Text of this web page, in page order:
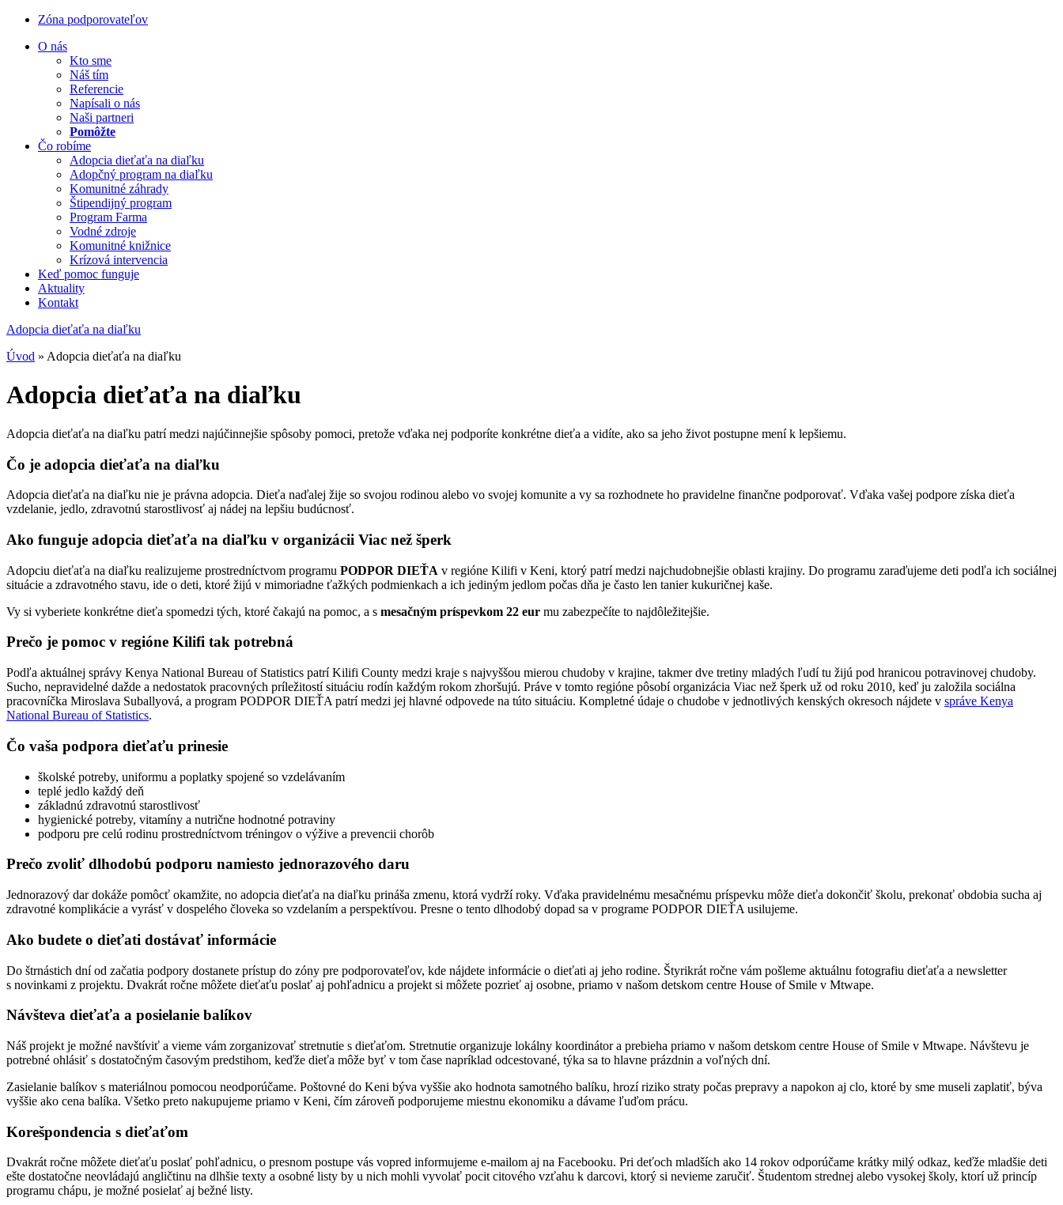
Zóna podporovateľov
O nás
Kto sme
Náš tím
Referencie
Napísali o nás
Naši partneri
Pomôžte
Čo robíme
Adopcia dieťaťa na diaľku
Adopčný program na diaľku
Komunitné záhrady
Štipendijný program
Program Farma
Vodné zdroje
Komunitné knižnice
Krízová intervencia
Keď pomoc funguje
Aktuality
Kontakt
Adopcia dieťaťa na diaľku
Úvod » Adopcia dieťaťa na diaľku
Adopcia dieťaťa na diaľku
Adopcia dieťaťa na diaľku patrí medzi najúčinnejšie spôsoby pomoci, pretože vďaka nej podporíte konkrétne dieťa a vidíte, ako sa jeho život postupne mení k lepšiemu.
Čo je adopcia dieťaťa na diaľku
Adopcia dieťaťa na diaľku nie je právna adopcia. Dieťa naďalej žije so svojou rodinou alebo vo svojej komunite a vy sa rozhodnete ho pravidelne finančne podporovať. Vďaka vašej podpore získa dieťa
vzdelanie, jedlo, zdravotnú starostlivosť aj nádej na lepšiu budúcnosť.
Ako funguje adopcia dieťaťa na diaľku v organizácii Viac než šperk
Adopciu dieťaťa na diaľku realizujeme prostredníctvom programu PODPOR DIEŤA v regióne Kilifi v Keni, ktorý patrí medzi najchudobnejšie oblasti krajiny. Do programu zaraďujeme deti podľa ich sociálnej
situácie a zdravotného stavu, ide o deti, ktoré žijú v mimoriadne ťažkých podmienkach a ich jediným jedlom počas dňa je často len tanier kukuričnej kaše.
Vy si vyberiete konkrétne dieťa spomedzi tých, ktoré čakajú na pomoc, a s mesačným príspevkom 22 eur mu zabezpečíte to najdôležitejšie.
Prečo je pomoc v regióne Kilifi tak potrebná
Podľa aktuálnej správy Kenya National Bureau of Statistics patrí Kilifi County medzi kraje s najvyššou mierou chudoby v krajine, takmer dve tretiny mladých ľudí tu žijú pod hranicou potravinovej chudoby.
Sucho, nepravidelné dažde a nedostatok pracovných príležitostí situáciu rodín každým rokom zhoršujú. Práve v tomto regióne pôsobí organizácia Viac než šperk už od roku 2010, keď ju založila sociálna
pracovníčka Miroslava Suballyová, a program PODPOR DIEŤA patrí medzi jej hlavné odpovede na túto situáciu. Kompletné údaje o chudobe v jednotlivých kenských okresoch nájdete v správe Kenya
National Bureau of Statistics.
Čo vaša podpora dieťaťu prinesie
školské potreby, uniformu a poplatky spojené so vzdelávaním
teplé jedlo každý deň
základnú zdravotnú starostlivosť
hygienické potreby, vitamíny a nutrične hodnotné potraviny
podporu pre celú rodinu prostredníctvom tréningov o výžive a prevencii chorôb
Prečo zvoliť dlhodobú podporu namiesto jednorazového daru
Jednorazový dar dokáže pomôcť okamžite, no adopcia dieťaťa na diaľku prináša zmenu, ktorá vydrží roky. Vďaka pravidelnému mesačnému príspevku môže dieťa dokončiť školu, prekonať obdobia sucha aj
zdravotné komplikácie a vyrásť v dospelého človeka so vzdelaním a perspektívou. Presne o tento dlhodobý dopad sa v programe PODPOR DIEŤA usilujeme.
Ako budete o dieťati dostávať informácie
Do štrnástich dní od začatia podpory dostanete prístup do zóny pre podporovateľov, kde nájdete informácie o dieťati aj jeho rodine. Štyrikrát ročne vám pošleme aktuálnu fotografiu dieťaťa a newsletter
s novinkami z projektu. Dvakrát ročne môžete dieťaťu poslať aj pohľadnicu a projekt si môžete pozrieť aj osobne, priamo v našom detskom centre House of Smile v Mtwape.
Návšteva dieťaťa a posielanie balíkov
Náš projekt je možné navštíviť a vieme vám zorganizovať stretnutie s dieťaťom. Stretnutie organizuje lokálny koordinátor a prebieha priamo v našom detskom centre House of Smile v Mtwape. Návštevu je
potrebné ohlásiť s dostatočným časovým predstihom, keďže dieťa môže byť v tom čase napríklad odcestované, týka sa to hlavne prázdnin a voľných dní.
Zasielanie balíkov s materiálnou pomocou neodporúčame. Poštovné do Keni býva vyššie ako hodnota samotného balíku, hrozí riziko straty počas prepravy a napokon aj clo, ktoré by sme museli zaplatiť, býva
vyššie ako cena balíka. Všetko preto nakupujeme priamo v Keni, čím zároveň podporujeme miestnu ekonomiku a dávame ľuďom prácu.
Korešpondencia s dieťaťom
Dvakrát ročne môžete dieťaťu poslať pohľadnicu, o presnom postupe vás vopred informujeme e-mailom aj na Facebooku. Pri deťoch mladších ako 14 rokov odporúčame krátky milý odkaz, keďže mladšie deti
ešte dostatočne neovládajú angličtinu na dlhšie texty a osobné listy by u nich mohli vyvolať pocit citového vzťahu k darcovi, ktorý si nevieme zaručiť. Študentom strednej alebo vysokej školy, ktorí už princíp
programu chápu, je možné posielať aj bežné listy.